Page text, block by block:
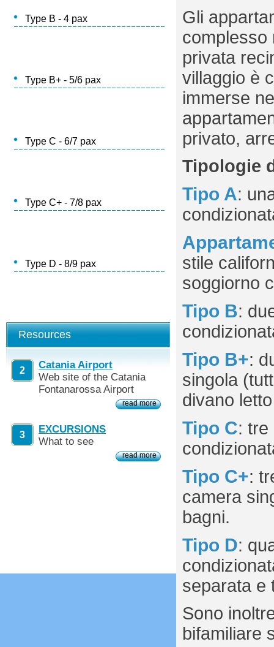
Gli
complesso
privata
villaggio è
immerse
privato,
Tipologie
Tipo A:
stile
soggiorno
Tipo B:
Tipo B+:
singola
divano
Tipo C: tre
Tipo C+:
camera
bagni.
Tipo D:
separata e
Sono
bifamiliare
Type B - 4 pax
Type B+ - 5/6 pax
Type C - 6/7 pax
Type C+ - 7/8 pax
Type D - 8/9 pax
Resources
2
Catania Airport
Web site of the Catania
Fontanarossa Airport
read more
3
EXCURSIONS
What to see
read more